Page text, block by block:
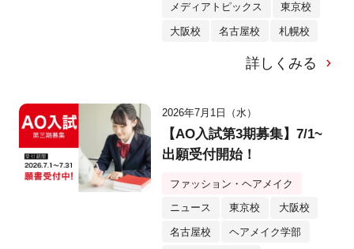
メディアトピックス 東京校
大阪校 名古屋校 札幌校
詳しくみる
2026年7月1日（水）
【AO入試第3期募集】7/1~
出願受付開始！
ファッション・ヘアメイク
ニュース 東京校 大阪校
名古屋校 ヘアメイク学部